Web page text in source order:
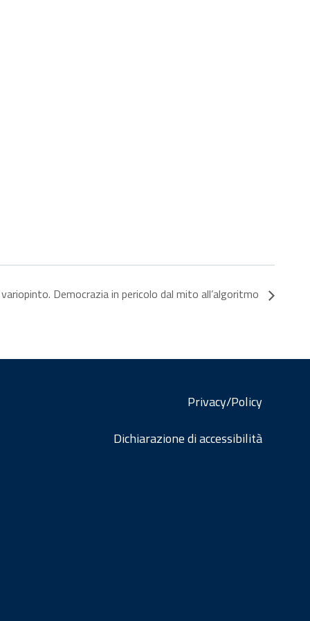
Democrazia in pericolo dal mito all’algoritmo
Privacy/Policy
Dichiarazione di accessibilità